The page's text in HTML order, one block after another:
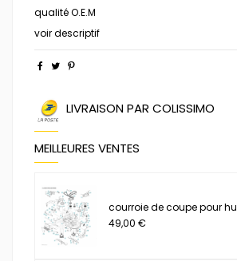
qualité O.E.M
voir descriptif
LIVRAISON PAR COLISSIMO
MEILLEURES VENTES
courroie de coupe pour
49,00 €